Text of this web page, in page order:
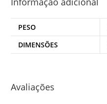
PESO
DIMENSÕES
Avaliações